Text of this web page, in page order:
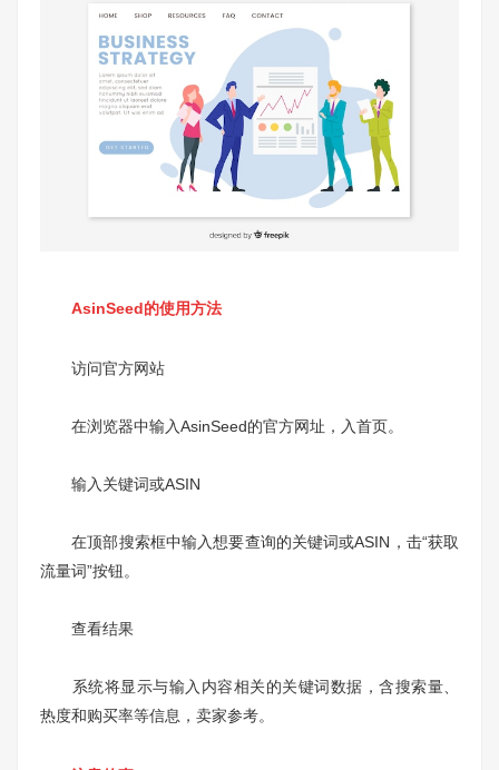
AsinSeed的使用方法
访问官方网站
在浏览器中输入AsinSeed的官方网址，入首页。
输入关键词或ASIN
在顶部搜索框中输入想要查询的关键词或ASIN，击“获取
流量词”按钮。
查看结果
系统将显示与输入内容相关的关键词数据，含搜索量、
热度和购买率等信息，卖家参考。